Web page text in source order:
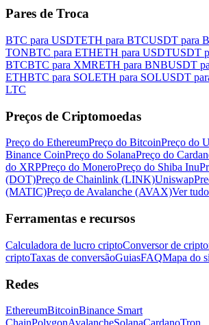
Pares de Troca
BTC para USDTETH para BTCUSDT para
TONBTC para ETHETH para USDTUSDT
BTCBTC para XMRETH para BNBUSDT
ETHBTC para SOLETH para SOLUSDT
LTC
Preços de Criptomoedas
Preço do EthereumPreço do BitcoinPreço do
Binance CoinPreço do SolanaPreço do
do XRPPreço do MoneroPreço do Shiba Inu
(DOT)Preço de Chainlink (LINK)Uniswap
(MATIC)Preço de Avalanche (AVAX)Ver tudo
Ferramentas e recursos
Calculadora de lucro criptoConversor de
criptoTaxas de conversãoGuiasFAQMapa do
Redes
EthereumBitcoinBinance Smart